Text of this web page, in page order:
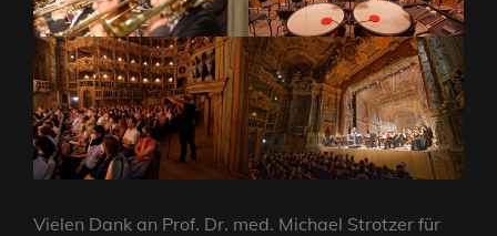
Vielen Dank an Prof. Dr. med. Michael Strotzer für